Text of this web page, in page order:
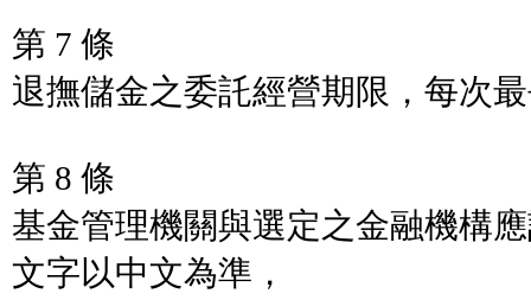
第 7 條
退撫儲金之委託經營期限，每次
第 8 條
基金管理機關與選定之金融機構
文字以中文為準，